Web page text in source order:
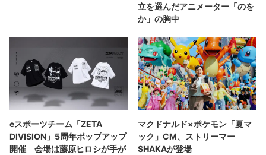
立を選んだアニメーター「のを
か」の胸中
eスポーツチーム「ZETA
DIVISION」5周年ポップアップ
開催 会場は藤原ヒロシが手が
マクドナルド×ポケモン「夏マ
ック」CM、ストリーマー
SHAKAが登場